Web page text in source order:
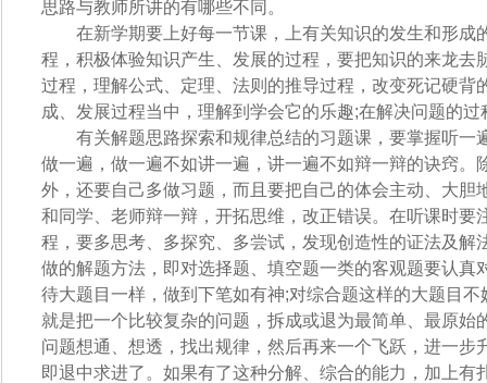
思路与教师所讲的有哪些不同。
在新学期要上好每一节课，上有关知识的发生和形成
程，积极体验知识产生、发展的过程，要把知识的来龙去
过程，理解公式、定理、法则的推导过程，改变死记硬背
成、发展过程当中，理解到学会它的乐趣;在解决问题的
有关解题思路探索和规律总结的习题课，要掌握听一
做一遍，做一遍不如讲一遍，讲一遍不如辩一辩的诀窍。
外，还要自己多做习题，而且要把自己的体会主动、大胆
和同学、老师辩一辩，开拓思维，改正错误。在听课时要
程，要多思考、多探究、多尝试，发现创造性的证法及解
做的解题方法，即对选择题、填空题一类的客观题要认真
待大题目一样，做到下笔如有神;对综合题这样的大题目
就是把一个比较复杂的问题，拆成或退为最简单、最原始
问题想通、想透，找出规律，然后再来一个飞跃，进一步
即退中求进了。如果有了这种分解、综合的能力，加上有